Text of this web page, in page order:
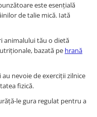
este esențială
de talie mică. Iată
animalului tău o dietă
bazată pe hrană
au nevoie de exerciții zilnice
fizică.
le gura regulat pentru a